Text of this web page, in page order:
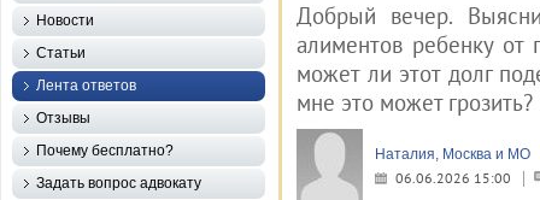
Добрый вечер.
алиментов ребенку от
может ли этот долг
мне это может грозить?
Наталия, Москва и МО
06.06.2026 15:00
Новости
Статьи
Лента ответов
Отзывы
Почему бесплатно?
Задать вопрос адвокату